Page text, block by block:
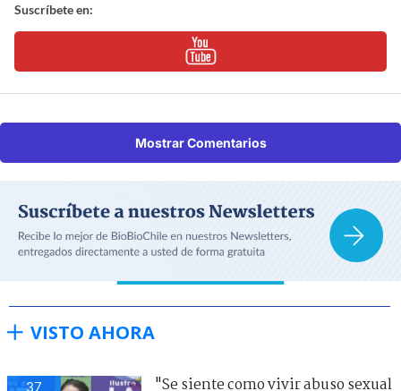
Suscríbete en:
Mostrar Comentarios
VISTO AHORA
37
"Se siente como vivir abuso sexual